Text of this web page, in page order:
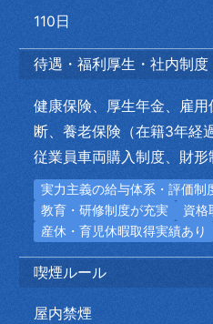
110日
待遇・福利厚生・社内制度
健康保険、厚生年金、雇
断、養老保険（在籍3年経
従業員車両購入制度、財
実力主義の給与体系・評価制
教育・研修制度が充実
資格
産休・育児休暇取得実績あり
喫煙ルール
屋内禁煙